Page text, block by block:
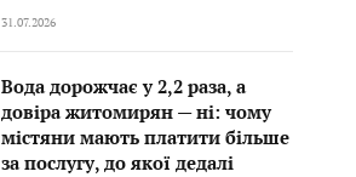
31.07.2026
Вода дорожчає у 2,2 раза, а
довіра житомирян — ні: чому
містяни мають платити більше
за послугу, до якої дедалі